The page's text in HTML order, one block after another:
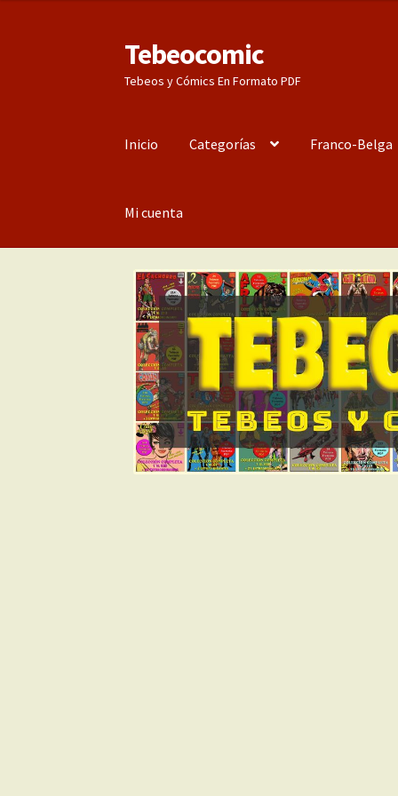
Ir
a
la
Ir
al
contenido
Tebeocomic
Tebeos y Cómics En Formato PDF
Inicio Categorías Franco-Belga
Mi cuenta